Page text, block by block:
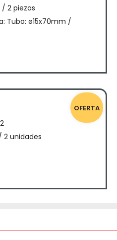
/ 2 piezas
Tubo: ø15x70mm /
OFERTA
2 unidades